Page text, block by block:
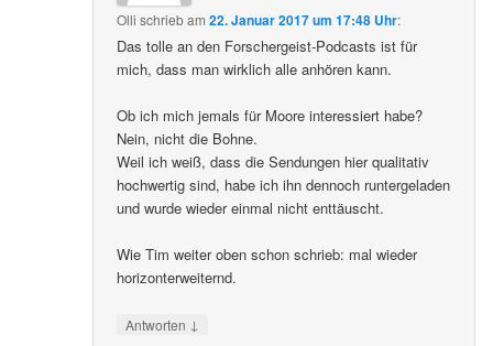
Olli schriebam22. Januar 2017 um 17:48 Uhr:
Das tolle an den Forschergeist-Podcasts ist für
mich, dass man wirklich alle anhören kann.
Ob ich mich jemals für Moore interessiert habe?
Nein, nicht die Bohne.
Weil ich weiß, dass die Sendungen hier qualitativ
hochwertig sind, habe ich ihn dennoch runtergeladen
und wurde wieder einmal nicht enttäuscht.
Wie Tim weiter oben schon schrieb: mal wieder
horizonterweiternd.
Antworten ↓